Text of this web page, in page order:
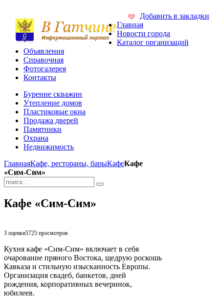
Добавить в закладки
Главная
Новости города
Каталог организаций
Объявления
Справочная
Фотогалерея
Контакты
Бурение скважин
Утепление домов
Пластиковые окна
Продажа дверей
Памятники
Охрана
Недвижимость
ГлавнаяКафе, рестораны, барыКафеКафе
«Сим-Сим»
Кафе «Сим-Сим»
3 оценки5725 просмотров
Кухня кафе «Сим-Сим» включает в себя
очарование пряного Востока, щедрую роскошь
Кавказа и стильную изысканность Европы.
Организация свадеб, банкетов, дней
рождения, корпоративных вечеринок,
юбилеев.